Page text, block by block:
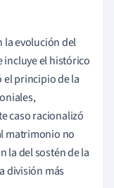
la evolución del
incluye el histórico
el principio de la
caso racionalizó
matrimonio no
la del sostén de la
división más